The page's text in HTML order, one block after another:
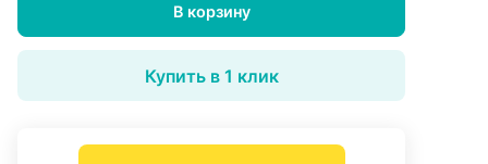
В корзину
Купить в 1 клик